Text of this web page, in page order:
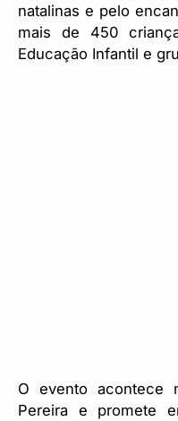
natalinas e pelo
mais de 450
Educação Infantil e
O evento acontece
Pereira e promete